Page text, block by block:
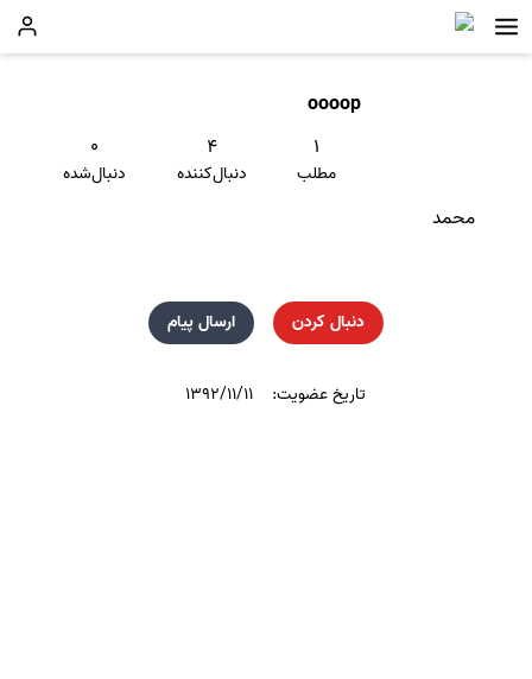
oooop
۱
مطلب
۴
دنبال‌کننده
۰
دنبال‌شده
محمد
دنبال کردن ارسال پیام
تاریخ عضویت: ۱۳۹۲/۱۱/۱۱